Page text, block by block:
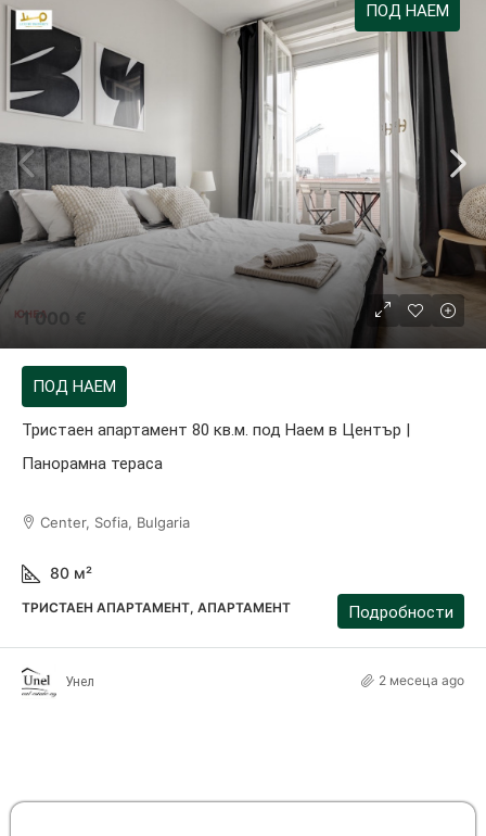
ПОД НАЕМ
1 000 €
ПОД НАЕМ
Тристаен апартамент 80 кв.м. под Наем в Център |
Панорамна тераса
Center, Sofia, Bulgaria
80 м²
ТРИСТАЕН АПАРТАМЕНТ, АПАРТАМЕНТ Подробности
Унел 2 месеца ago